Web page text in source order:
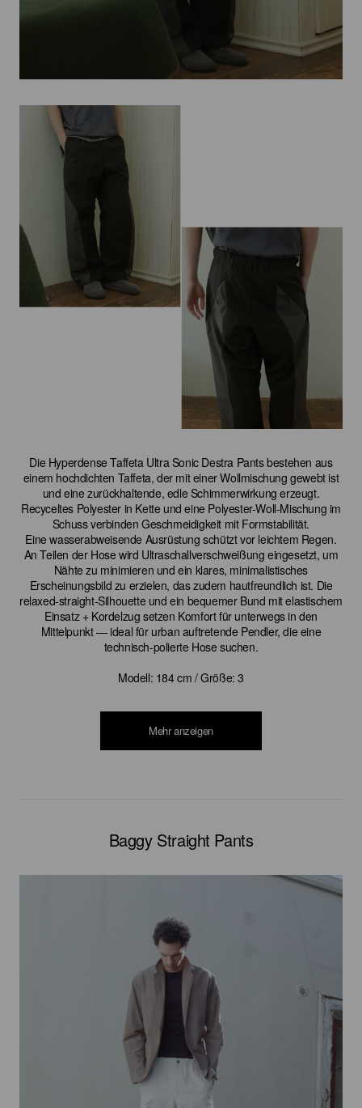
Die Hyperdense Taffeta Ultra Sonic Destra Pants bestehen aus
einem hochdichten Taffeta, der mit einer Wollmischung gewebt ist
und eine zurückhaltende, edle Schimmerwirkung erzeugt.
Recyceltes Polyester in Kette und eine Polyester-Woll-Mischung im
Schuss verbinden Geschmeidigkeit mit Formstabilität.
Eine wasserabweisende Ausrüstung schützt vor leichtem Regen.
An Teilen der Hose wird Ultraschallverschweißung eingesetzt, um
Nähte zu minimieren und ein klares, minimalistisches
Erscheinungsbild zu erzielen, das zudem hautfreundlich ist. Die
relaxed-straight-Silhouette und ein bequemer Bund mit elastischem
Einsatz + Kordelzug setzen Komfort für unterwegs in den
Mittelpunkt — ideal für urban auftretende Pendler, die eine
technisch-polierte Hose suchen.
Modell: 184 cm / Größe: 3
Mehr anzeigen
Baggy Straight Pants